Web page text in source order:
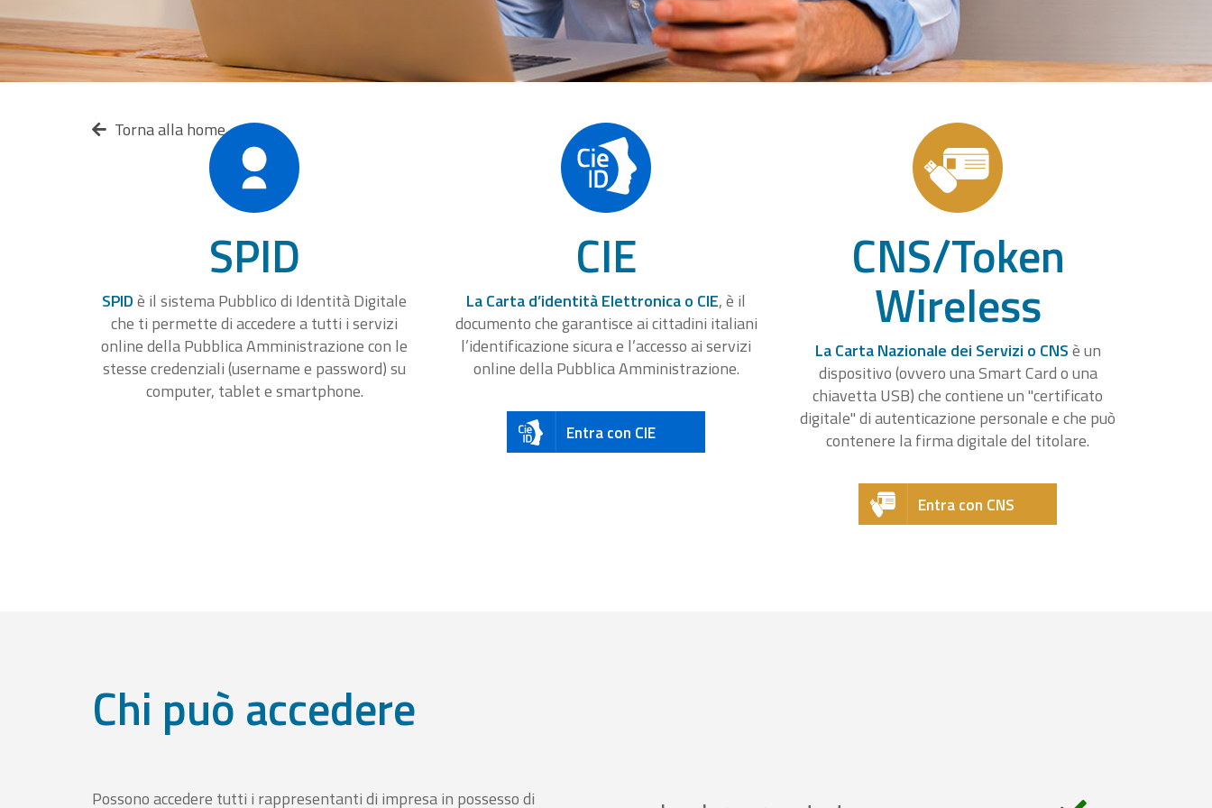
Torna alla home
SPID
SPIDè il sistema Pubblico di Identità Digitale
che ti permette di accedere a tutti i servizi
online della Pubblica Amministrazione con le
stesse credenziali (username e password) su
computer, tablet e smartphone.
CIE
La Carta d’identità Elettronica o CIE, è il
documento che garantisce ai cittadini italiani
l’identificazione sicura e l’accesso ai servizi
online della Pubblica Amministrazione.
Entra con CIE
CNS/Token
Wireless
La Carta Nazionale dei Servizi o CNSè un
dispositivo (ovvero una Smart Card o una
chiavetta USB) che contiene un "certificato
digitale" di autenticazione personale e che può
contenere la firma digitale del titolare.
Entra con CNS
Chi può accedere
Possono accedere tutti i rappresentanti di impresa in possesso di